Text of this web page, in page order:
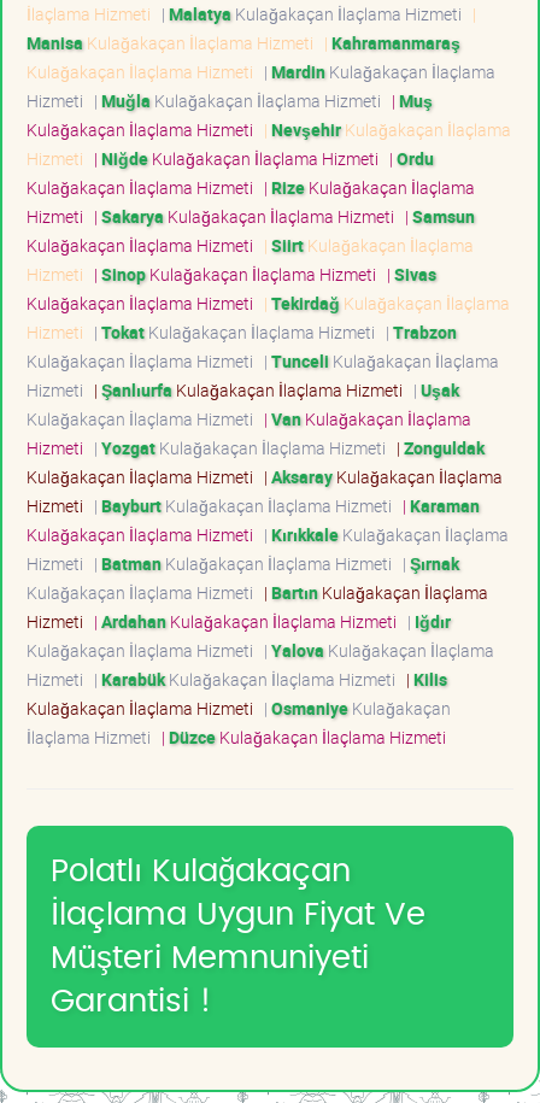
İlaçlama Hizmeti | Malatya Kulağakaçan İlaçlama Hizmeti |
Manisa Kulağakaçan İlaçlama Hizmeti | Kahramanmaraş
Kulağakaçan İlaçlama Hizmeti | MardinKulağakaçan İlaçlama
Hizmeti | Muğla Kulağakaçan İlaçlama Hizmeti | Muş
Kulağakaçan İlaçlama Hizmeti | NevşehirKulağakaçan İlaçlama
Hizmeti | NiğdeKulağakaçan İlaçlama Hizmeti | Ordu
Kulağakaçan İlaçlama Hizmeti | RizeKulağakaçan İlaçlama
Hizmeti | Sakarya Kulağakaçan İlaçlama Hizmeti | Samsun
Kulağakaçan İlaçlama Hizmeti | SiirtKulağakaçan İlaçlama
Hizmeti | SinopKulağakaçan İlaçlama Hizmeti | Sivas
Kulağakaçan İlaçlama Hizmeti | Tekirdağ Kulağakaçan İlaçlama
Hizmeti | TokatKulağakaçan İlaçlama Hizmeti | Trabzon
Kulağakaçan İlaçlama Hizmeti | Tunceli Kulağakaçan İlaçlama
Hizmeti | Şanlıurfa Kulağakaçan İlaçlama Hizmeti | Uşak
Kulağakaçan İlaçlama Hizmeti | VanKulağakaçan İlaçlama
Hizmeti | YozgatKulağakaçan İlaçlama Hizmeti | Zonguldak
Kulağakaçan İlaçlama Hizmeti | AksarayKulağakaçan İlaçlama
Hizmeti | BayburtKulağakaçan İlaçlama Hizmeti | Karaman
Kulağakaçan İlaçlama Hizmeti | KırıkkaleKulağakaçan İlaçlama
Hizmeti | BatmanKulağakaçan İlaçlama Hizmeti | Şırnak
Kulağakaçan İlaçlama Hizmeti | BartınKulağakaçan İlaçlama
Hizmeti | ArdahanKulağakaçan İlaçlama Hizmeti | Iğdır
Kulağakaçan İlaçlama Hizmeti | Yalova Kulağakaçan İlaçlama
Hizmeti | KarabükKulağakaçan İlaçlama Hizmeti | Kilis
Kulağakaçan İlaçlama Hizmeti | OsmaniyeKulağakaçan
İlaçlama Hizmeti | DüzceKulağakaçan İlaçlama Hizmeti
Polatlı Kulağakaçan
İlaçlama Uygun Fiyat Ve
Müşteri Memnuniyeti
Garantisi !